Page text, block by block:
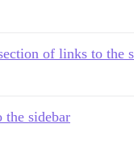
of links to the
the sidebar